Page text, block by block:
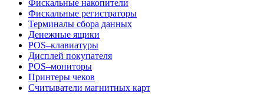
Фискальные накопители
Фискальные регистраторы
Терминалы сбора данных
Денежные ящики
POS–клавиатуры
Дисплей покупателя
POS–мониторы
Принтеры чеков
Считыватели магнитных карт